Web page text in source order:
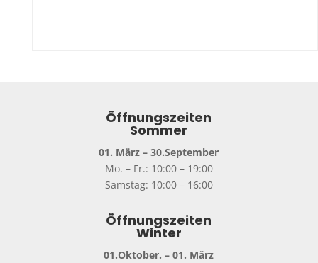
Öffnungszeiten
Sommer
01. März – 30.September
Mo. – Fr.: 10:00 – 19:00
Samstag: 10:00 – 16:00
Öffnungszeiten
Winter
01.Oktober. – 01. März